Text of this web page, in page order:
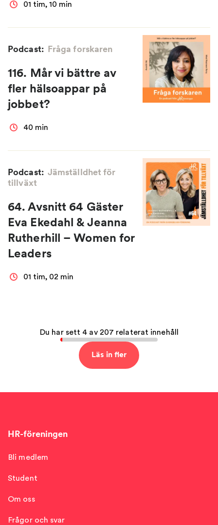
01 tim, 10 min
Podcast: Fråga forskaren
116. Mår vi bättre av
fler hälsoappar på
jobbet?
40 min
Podcast: Jämställdhet för
tillväxt
64. Avsnitt 64 Gäster
Eva Ekedahl & Jeanna
Rutherhill – Women for
Leaders
01 tim, 02 min
Du har sett 4 av 207 relaterat innehåll
Läs in fler
HR-föreningen
Bli medlem
Student
Om oss
Frågor och svar